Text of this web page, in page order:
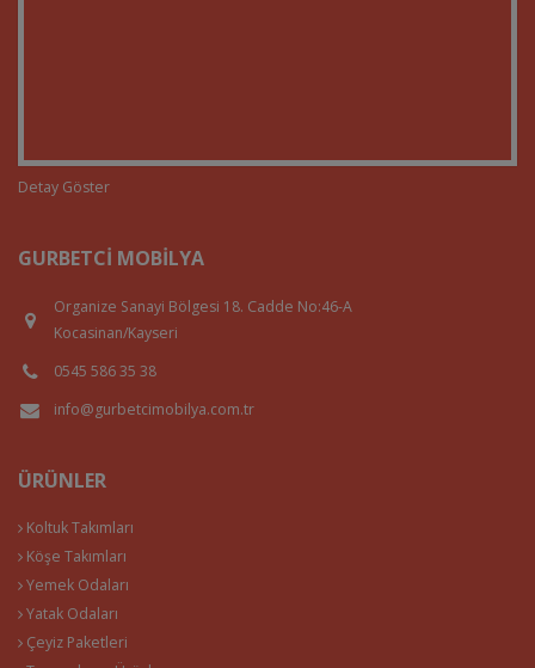
Detay Göster
GURBETCI MOBILYA
Organize Sanayi Bölgesi 18. Cadde No:46-A
Kocasinan/Kayseri
0545 586 35 38
info@gurbetcimobilya.com.tr
ÜRÜNLER
Koltuk Takımları
Köşe Takımları
Yemek Odaları
Yatak Odaları
Çeyiz Paketleri